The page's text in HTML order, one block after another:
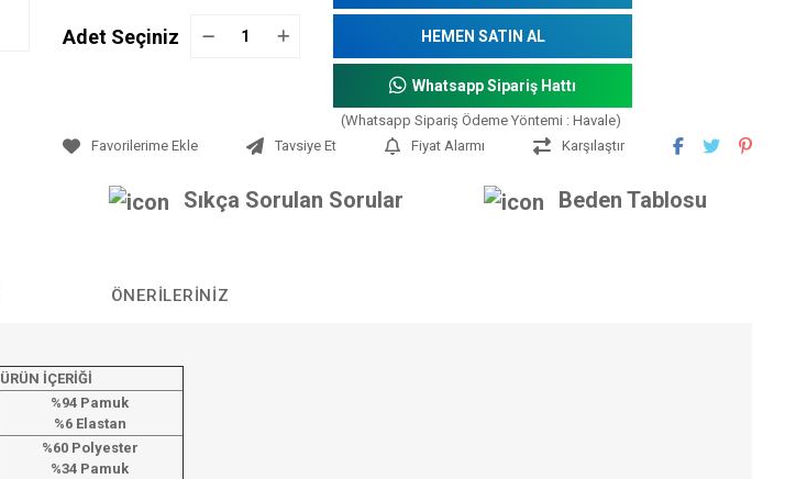
Adet Seçiniz HEMEN SATIN AL
Whatsapp Sipariş Hattı
(Whatsapp Sipariş Ödeme Yöntemi : Havale)
Tavsiye Et
Fiyat Alarmı Karşılaştır
Sıkça Sorulan Sorular Beden Tablosu
ÖNERILERINIZ
ÜRÜN İÇERİĞİ
%94 Pamuk
%6 Elastan
%60 Polyester
%34 Pamuk